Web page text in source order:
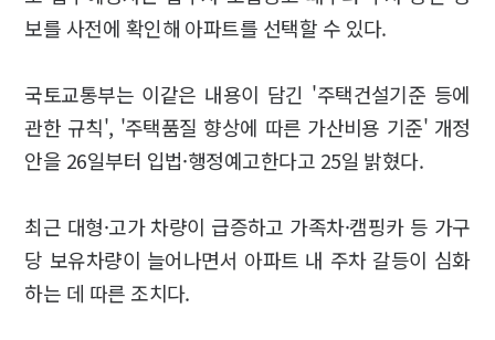
보를 사전에 확인해 아파트를 선택할 수 있다.
국토교통부는 이같은 내용이 담긴 '주택건설기준 등에
관한 규칙', '주택품질 향상에 따른 가산비용 기준' 개정
안을 26일부터 입법·행정예고한다고 25일 밝혔다.
최근 대형·고가 차량이 급증하고 가족차·캠핑카 등 가구
당 보유차량이 늘어나면서 아파트 내 주차 갈등이 심화
하는 데 따른 조치다.